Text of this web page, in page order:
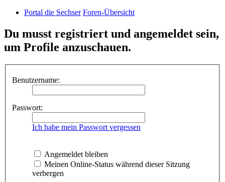
Portal die Sechser Foren-Übersicht
Du musst registriert und angemeldet sein,
um Profile anzuschauen.
Benutzername:
Passwort:
Ich habe mein Passwort vergessen
Angemeldet bleiben
Meinen Online-Status während dieser Sitzung
verbergen